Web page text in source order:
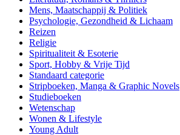
Mens, Maatschappij & Politiek
Psychologie, Gezondheid & Lichaam
Reizen
Religie
Spiritualiteit & Esoterie
Sport, Hobby & Vrije Tijd
Standaard categorie
Stripboeken, Manga & Graphic Novels
Studieboeken
Wetenschap
Wonen & Lifestyle
Young Adult